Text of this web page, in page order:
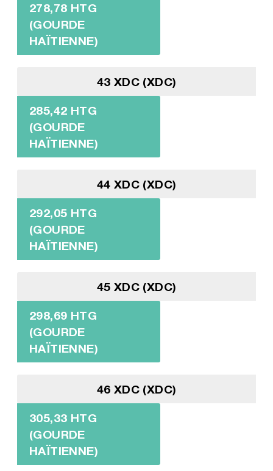
278,78 HTG
(GOURDE
HAÏTIENNE)
43 XDC (XDC)
285,42 HTG
(GOURDE
HAÏTIENNE)
44 XDC (XDC)
292,05 HTG
(GOURDE
HAÏTIENNE)
45 XDC (XDC)
298,69 HTG
(GOURDE
HAÏTIENNE)
46 XDC (XDC)
305,33 HTG
(GOURDE
HAÏTIENNE)